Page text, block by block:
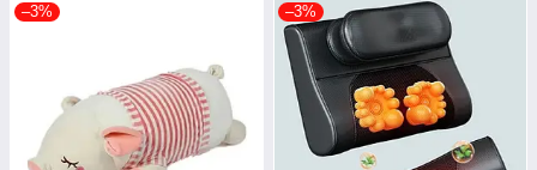
–3% –3%